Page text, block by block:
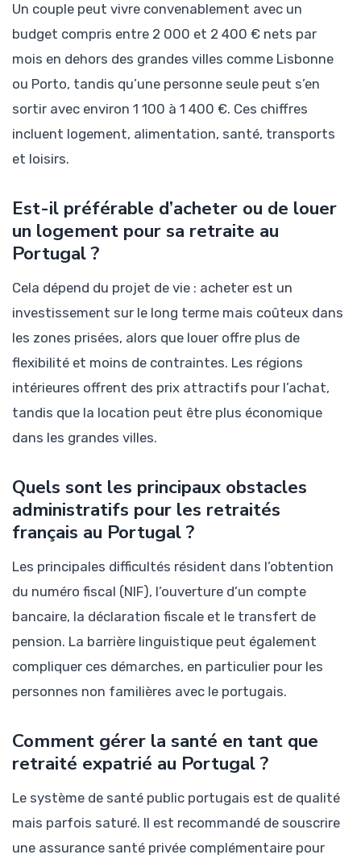
Un couple peut vivre convenablement avec un
budget compris entre 2 000 et 2 400 € nets par
mois en dehors des grandes villes comme Lisbonne
ou Porto, tandis qu’une personne seule peut s’en
sortir avec environ 1 100 à 1 400 €. Ces chiffres
incluent logement, alimentation, santé, transports
et loisirs.
Est-il préférable d’acheter ou de louer
un logement pour sa retraite au
Portugal ?
Cela dépend du projet de vie : acheter est un
investissement sur le long terme mais coûteux dans
les zones prisées, alors que louer offre plus de
flexibilité et moins de contraintes. Les régions
intérieures offrent des prix attractifs pour l’achat,
tandis que la location peut être plus économique
dans les grandes villes.
Quels sont les principaux obstacles
administratifs pour les retraités
français au Portugal ?
Les principales difficultés résident dans l’obtention
du numéro fiscal (NIF), l’ouverture d’un compte
bancaire, la déclaration fiscale et le transfert de
pension. La barrière linguistique peut également
compliquer ces démarches, en particulier pour les
personnes non familières avec le portugais.
Comment gérer la santé en tant que
retraité expatrié au Portugal ?
Le système de santé public portugais est de qualité
mais parfois saturé. Il est recommandé de souscrire
une assurance santé privée complémentaire pour